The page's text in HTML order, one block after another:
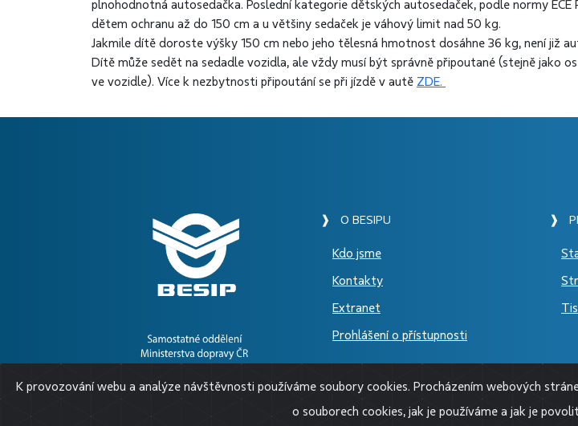
plnohodnotná autosedačka. Poslední kategorie dětských autosedaček, podle normy ECE
dětem ochranu až do 150 cm a u většiny sedaček je váhový limit nad 50 kg.
Jakmile dítě doroste výšky 150 cm nebo jeho tělesná hmotnost dosáhne 36 kg, není již
Dítě může sedět na sedadle vozidla, ale vždy musí být správně připoutané (stejně jako
ve vozidle). Více k nezbytnosti připoutání se při jízdě v autě ZDE.
❱ O BESIPU
Kdo jsme
Kontakty
Extranet
Prohlášení o přístupnosti
❱
© 2026 BESIP
K provozování webu a analýze návštěvnosti používáme soubory cookies. Procházením webových
o souborech cookies, jak je používáme a jak je